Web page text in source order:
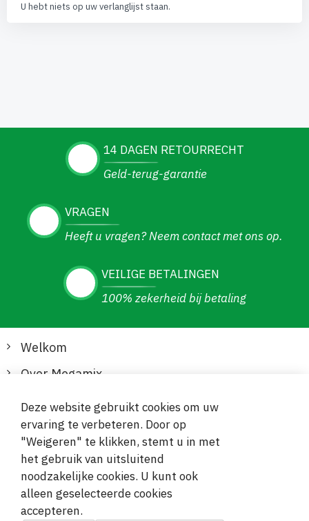
U hebt niets op uw verlanglijst staan.
14 DAGEN RETOURRECHT
Geld-terug-garantie
VRAGEN
Heeft u vragen? Neem contact met ons op.
VEILIGE BETALINGEN
100% zekerheid bij betaling
Welkom
Over Megamix
Informatie
Klantenservice
Veilige en gemakkelijke betalingen
Deze website gebruikt cookies om uw
ervaring te verbeteren. Door op
"Weigeren" te klikken, stemt u in met
het gebruik van uitsluitend
noodzakelijke cookies. U kunt ook
alleen geselecteerde cookies
accepteren.